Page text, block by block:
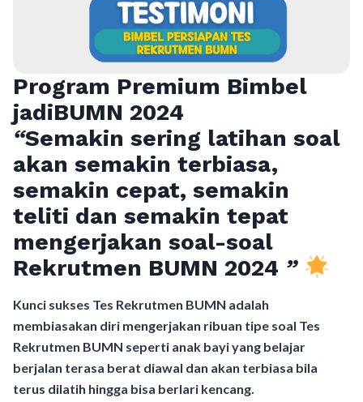
Program Premium Bimbel
jadiBUMN 2024
“Semakin sering latihan soal
akan semakin terbiasa,
semakin cepat, semakin
teliti dan semakin tepat
mengerjakan soal-soal
Rekrutmen BUMN 2024 ”
Kunci sukses Tes Rekrutmen BUMN adalah
membiasakan diri mengerjakan ribuan tipe soal Tes
Rekrutmen BUMN seperti anak bayi yang belajar
berjalan terasa berat diawal dan akan terbiasa bila
terus dilatih hingga bisa berlari kencang.